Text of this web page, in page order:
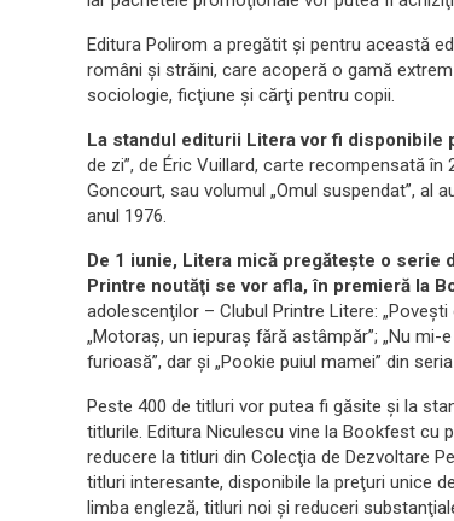
Editura Polirom a pregătit şi pentru această
români şi străini, care acoperă o gamă
sociologie, ficţiune şi cărţi pentru copii.
La standul editurii Litera vor fi disponibile
de zi”, de Éric Vuillard, carte recompensată
Goncourt, sau volumul „Omul suspendat”, al
anul 1976.
De 1 iunie, Litera mică pregăteşte o
Printre noutăţi se vor afla, în premieră la
adolescenţilor – Clubul Printre Litere:
„Motoraş, un iepuraş fără astâmpăr”; „Nu mi-
furioasă”, dar şi „Pookie puiul mamei” din
Peste 400 de titluri vor putea fi găsite şi la
titlurile. Editura Niculescu vine la Bookfest cu
reducere la titluri din Colecţia de Dezvoltare
titluri interesante, disponibile la preţuri unice
limba engleză, titluri noi şi reduceri